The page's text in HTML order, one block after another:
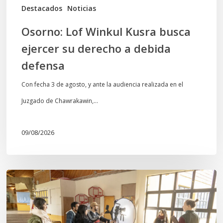
Destacados Noticias
debida
Osorno: Lof Winkul Kusra busca
ejercer su derecho a debida
defensa
Con fecha 3 de agosto, y ante la audiencia realizada en el
Juzgado de Chawrakawin,…
09/08/2026
Toda
el
agua